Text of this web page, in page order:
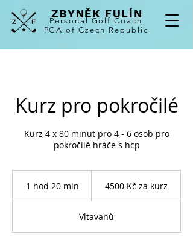
ZBYNĚK FULÍN
Personal Golf Coach
PGA of Czech Republic
Kurz pro pokročilé
Kurz 4 x 80 minut pro 4 - 6 osob pro
pokročilé hráče s hcp
1 hod 20 min
2
0
4500 Kč za kurz
Vltavanů